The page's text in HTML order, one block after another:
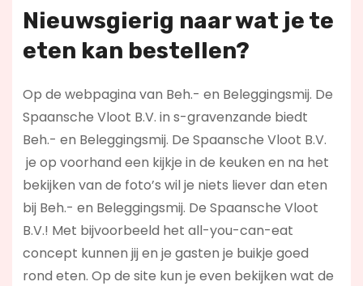
Nieuwsgierig naar wat je te
eten kan bestellen?
Op de webpagina van Beh.- en Beleggingsmij. De
Spaansche Vloot B.V. in s-gravenzande biedt
Beh.- en Beleggingsmij. De Spaansche Vloot B.V.
je op voorhand een kijkje in de keuken en na het
bekijken van de foto’s wil je niets liever dan eten
bij Beh.- en Beleggingsmij. De Spaansche Vloot
B.V.! Met bijvoorbeeld het all-you-can-eat
concept kunnen jij en je gasten je buikje goed
rond eten. Op de site kun je even bekijken wat de